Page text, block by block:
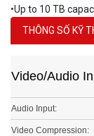
THÔNG SỐ KỸ
Audio Input:
Video Compression: